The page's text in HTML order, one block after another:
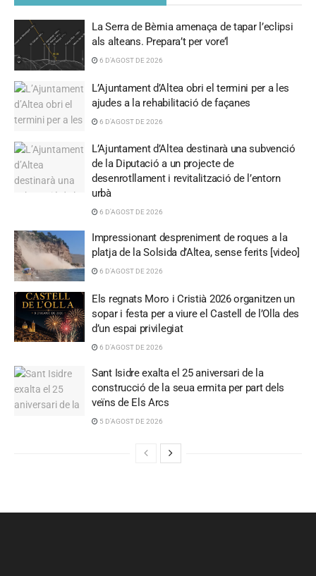
La Serra de Bèrnia amenaça de tapar l’eclipsi
als alteans. Prepara’t per vore’l
6 D'AGOST DE 2026
L’Ajuntament d’Altea obri el termini per a les
ajudes a la rehabilitació de façanes
6 D'AGOST DE 2026
L’Ajuntament d’Altea destinarà una subvenció
de la Diputació a un projecte de
desenrotllament i revitalització de l’entorn
urbà
6 D'AGOST DE 2026
Impressionant despreniment de roques a la
platja de la Solsida d’Altea, sense ferits [video]
6 D'AGOST DE 2026
Els regnats Moro i Cristià 2026 organitzen un
sopar i festa per a viure el Castell de l’Olla des
d’un espai privilegiat
6 D'AGOST DE 2026
Sant Isidre exalta el 25 aniversari de la
construcció de la seua ermita per part dels
veïns de Els Arcs
5 D'AGOST DE 2026